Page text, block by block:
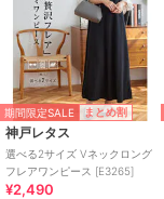
期間限定SALE まとめ割
神戸レタス
選べる2サイズ Vネックロング
フレアワンピース [E3265]
¥2,490